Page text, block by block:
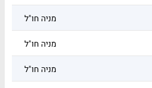
מניה חו"ל
מניה חו"ל
מניה חו"ל